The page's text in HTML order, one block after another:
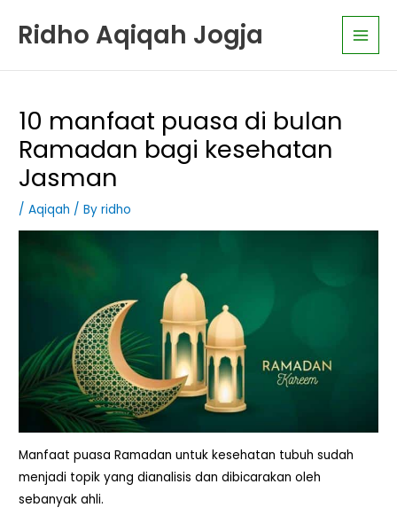
Ridho Aqiqah Jogja
Main
10 manfaat puasa di bulan
Ramadan bagi kesehatan
Jasman
/Aqiqah / Byridho
Manfaat puasa Ramadan untuk kesehatan tubuh sudah
menjadi topik yang dianalisis dan dibicarakan oleh
sebanyak ahli.
a
o
r
i
A
r